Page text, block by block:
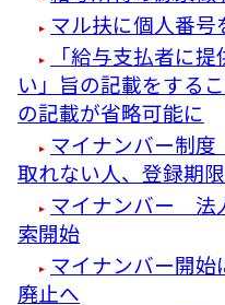
マル扶に個人番
「給与支払者に
い」旨の記載をする
の記載が省略可能に
マイナンバー制
取れない人、登録期
マイナンバー 法
索開始
マイナンバー開
廃止へ